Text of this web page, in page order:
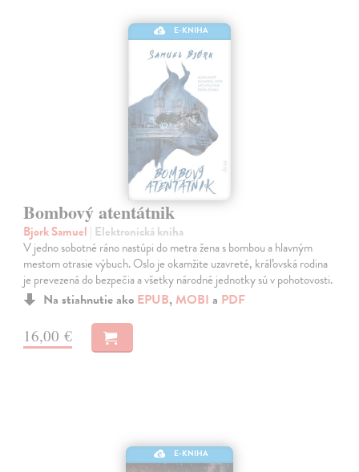
E-KNIHA
Bombový atentátnik
Bjork Samuel | Elektronická kniha
V jedno sobotné ráno nastúpi do metra žena s bombou a hlavným
mestom otrasie výbuch. Oslo je okamžite uzavreté, kráľovská rodina
je prevezená do bezpečia a všetky národné jednotky sú v pohotovosti.
Na stiahnutie ako EPUB, MOBI a PDF
16,00 €
E-KNIHA